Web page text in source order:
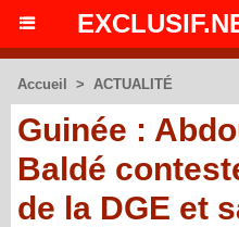
Accueil > ACTUALITÉ
Guinée :
Baldé
de la DGE et